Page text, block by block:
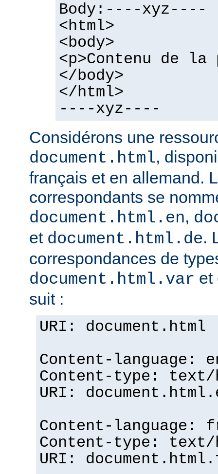
Body:----xyz----
<html>
<body>
<p>Contenu de la
</body>
</html>
----xyz----
Considérons une
document.html,
français et en allemand.
correspondants se
document.html.en,
et document.html.de.
correspondances de
document.html.var et
suit :
URI: document.html
Content-language:
Content-type: text/
URI:
Content-language:
Content-type: text/
URI: